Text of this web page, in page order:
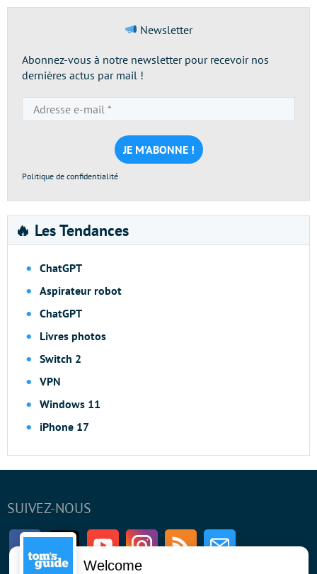
Newsletter
Abonnez-vous à notre newsletter pour recevoir nos
dernières actus par mail !
e-
mail
*
Politique de confidentialité
🔥 Les Tendances
ChatGPT
Aspirateur robot
ChatGPT
Livres photos
Switch 2
VPN
Windows 11
iPhone 17
SUIVEZ-NOUS
FacebookTwitter Youtube InstagramRSS Newsletter
Welcome